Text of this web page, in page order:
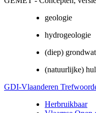
geologie
hydrogeologie
(diep)
(natuurlijke)
GDI-Vlaanderen
Herbruikbaar